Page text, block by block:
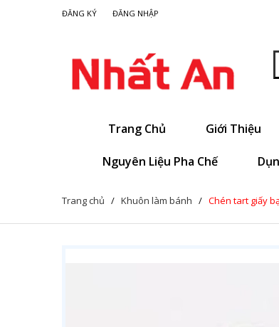
ĐĂNG KÝ ĐĂNG NHẬP
Trang Chủ Giới Thiệu
Nguyên Liệu Pha Chế
Trang chủ / Khuôn làm bánh / Chén tart giấy